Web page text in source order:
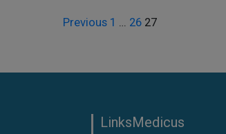
Previous 1 … 26 27
LinksMedicus